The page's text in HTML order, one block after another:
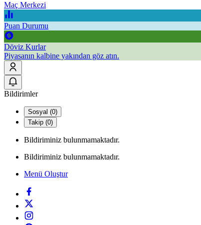
Maç Merkezi
Puan Durumu
Döviz Kurlar
Piyasanın kalbine yakından göz atın.
Bildirimler
Sosyal (0)
Takip (0)
Bildiriminiz bulunmamaktadır.
Bildiriminiz bulunmamaktadır.
Menü Oluştur